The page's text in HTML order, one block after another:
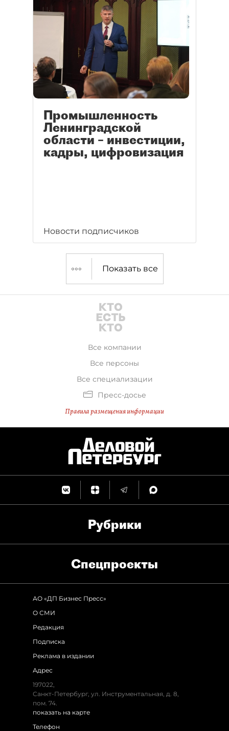
Промышленность
Ленинградской
области – инвестиции,
кадры, цифровизация
Новости подписчиков
Показать все
Все компании
Все персоны
Все специализации
Пресс-досье
Правила размещения информации
Рубрики
Спец­проекты
АО «ДП Бизнес Пресс»
О СМИ
Редакция
Подписка
Реклама в издании
Адрес
197022,
Санкт-Петербург, ул. Инструментальная, д. 8,
пом. 74.
показать на карте
Телефон